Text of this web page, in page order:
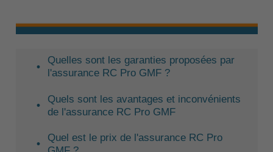
Quelles sont les garanties proposées par
l'assurance RC Pro GMF ?
Quels sont les avantages et inconvénients
de l'assurance RC Pro GMF
Quel est le prix de l'assurance RC Pro